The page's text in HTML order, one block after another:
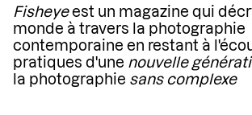
Fisheyeest un magazine qui
monde à travers la photographie
contemporaine en restant à
pratiques d'une nouvelle
la photographie sans complexe